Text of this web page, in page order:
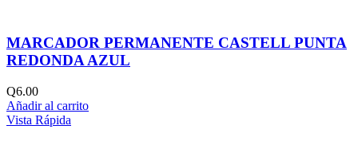
MARCADOR PERMANENTE CASTELL PUNTA
REDONDA AZUL
Q6.00
Añadir al carrito
Vista Rápida